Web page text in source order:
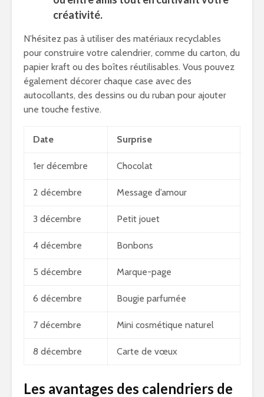
créativité.
N’hésitez pas à utiliser des matériaux recyclables
pour construire votre calendrier, comme du carton, du
papier kraft ou des boîtes réutilisables. Vous pouvez
également décorer chaque case avec des
autocollants, des dessins ou du ruban pour ajouter
une touche festive.
Date Surprise
1er décembre Chocolat
2 décembre Message d’amour
3 décembre Petit jouet
4 décembre Bonbons
5 décembre Marque-page
6 décembre Bougie parfumée
7 décembre Mini cosmétique naturel
8 décembre Carte de vœux
Les avantages des calendriers de